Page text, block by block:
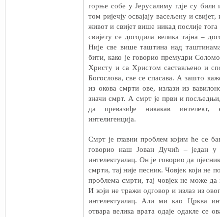
горње собе у Јерусалиму гдје су
том ријечју освајају васељену и
живот и свијет више никад послије
свијету се догодила велика тајна –
Није све више таштина над
бити, како је говорио премудри
Христу и са Христом састављено и
Богослова, све се спасава. А зашто
из окова смрти ове, излази из
значи смрт. А смрт је први и
да превазиђе никакав интелект,
интелигенција.
Смрт је главни проблем којим ће се
говорио наш Јован Дучић – један у
интелектуалац. Он је говорио да
смрти, тај није песник. Човјек који не
проблема смрти, тај човјек не може
И који не тражи одговор и излаз из
интелектуалац. Али ми као Црква
отвара велика врата одаје одакле се